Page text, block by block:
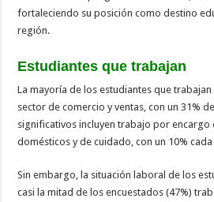
fortaleciendo su posición como destino
región.
Estudiantes que trabajan
La mayoría de los estudiantes que trabajan
sector de comercio y ventas, con un 31%
significativos incluyen trabajo por encargo
domésticos y de cuidado, con un 10%
Sin embargo, la situación laboral de los
casi la mitad de los encuestados (47%)